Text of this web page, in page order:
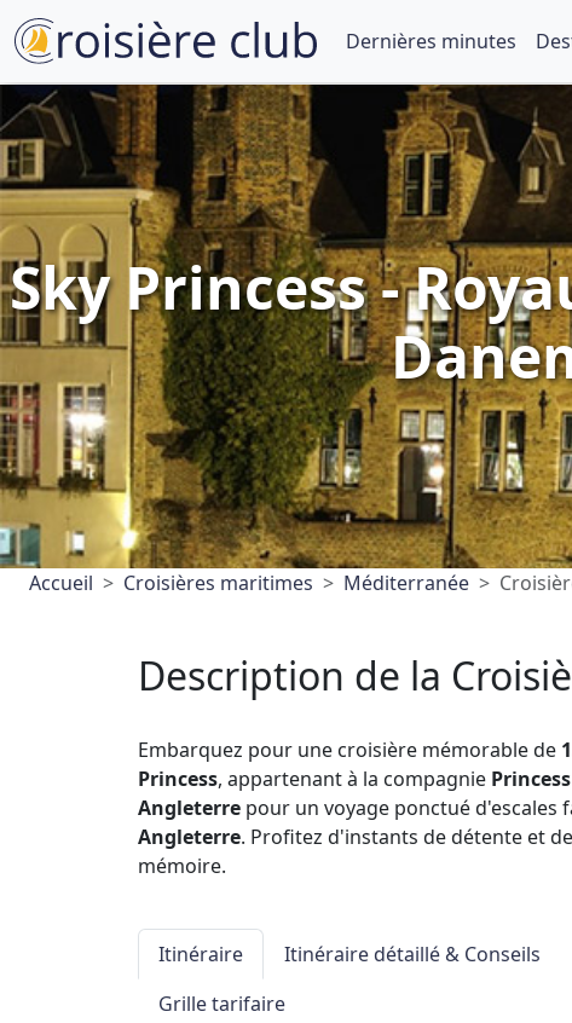
Dernières minutes
Sky Princess -
Accueil Croisières maritimes Méditerranée
Description de la
Embarquez pour une croisière mémorable de
Princess, appartenant à la compagnie
Angleterre pour un voyage ponctué d'escales
Angleterre. Profitez d'instants de détente et
mémoire.
Itinéraire Itinéraire détaillé & Conseils
Grille tarifaire